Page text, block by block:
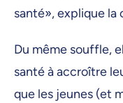
santé», explique la
Du même souffle,
santé à accroître
que les jeunes (et